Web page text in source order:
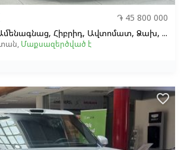
֏ 45 800 000
Ամենագնաց, Հիբրիդ, Ավտոմատ, Ձախ, Սև
, Մաքսազերծված է
favorite_border